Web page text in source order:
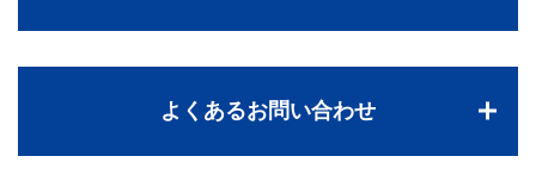
よくあるお問い合わせ